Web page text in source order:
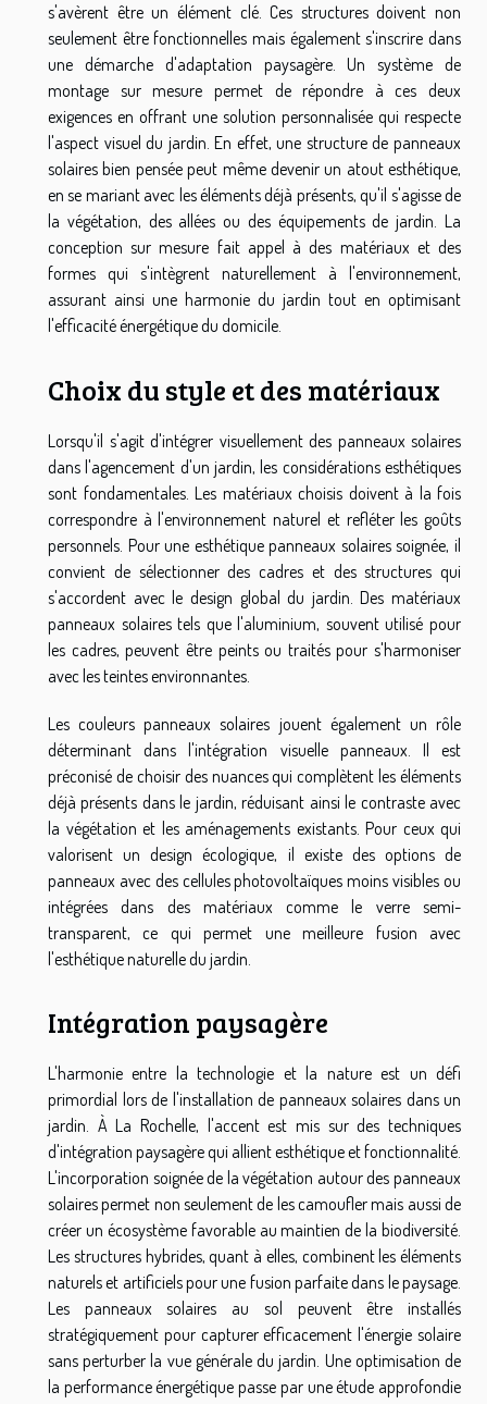
s'avèrent être un élément clé. Ces structures doivent non
seulement être fonctionnelles mais également s'inscrire dans
une démarche d'adaptation paysagère. Un système de
montage sur mesure permet de répondre à ces deux
exigences en offrant une solution personnalisée qui respecte
l'aspect visuel du jardin. En effet, une structure de panneaux
solaires bien pensée peut même devenir un atout esthétique,
en se mariant avec les éléments déjà présents, qu'il s'agisse de
la végétation, des allées ou des équipements de jardin. La
conception sur mesure fait appel à des matériaux et des
formes qui s'intègrent naturellement à l'environnement,
assurant ainsi une harmonie du jardin tout en optimisant
l'efficacité énergétique du domicile.
Choix du style et des matériaux
Lorsqu'il s'agit d'intégrer visuellement des panneaux solaires
dans l'agencement d'un jardin, les considérations esthétiques
sont fondamentales. Les matériaux choisis doivent à la fois
correspondre à l'environnement naturel et refléter les goûts
personnels. Pour une esthétique panneaux solaires soignée, il
convient de sélectionner des cadres et des structures qui
s'accordent avec le design global du jardin. Des matériaux
panneaux solaires tels que l'aluminium, souvent utilisé pour
les cadres, peuvent être peints ou traités pour s'harmoniser
avec les teintes environnantes.
Les couleurs panneaux solaires jouent également un rôle
déterminant dans l'intégration visuelle panneaux. Il est
préconisé de choisir des nuances qui complètent les éléments
déjà présents dans le jardin, réduisant ainsi le contraste avec
la végétation et les aménagements existants. Pour ceux qui
valorisent un design écologique, il existe des options de
panneaux avec des cellules photovoltaïques moins visibles ou
intégrées dans des matériaux comme le verre semi-
transparent, ce qui permet une meilleure fusion avec
l'esthétique naturelle du jardin.
Intégration paysagère
L'harmonie entre la technologie et la nature est un défi
primordial lors de l'installation de panneaux solaires dans un
jardin. À La Rochelle, l'accent est mis sur des techniques
d'intégration paysagère qui allient esthétique et fonctionnalité.
L'incorporation soignée de la végétation autour des panneaux
solaires permet non seulement de les camoufler mais aussi de
créer un écosystème favorable au maintien de la biodiversité.
Les structures hybrides, quant à elles, combinent les éléments
naturels et artificiels pour une fusion parfaite dans le paysage.
Les panneaux solaires au sol peuvent être installés
stratégiquement pour capturer efficacement l'énergie solaire
sans perturber la vue générale du jardin. Une optimisation de
la performance énergétique passe par une étude approfondie